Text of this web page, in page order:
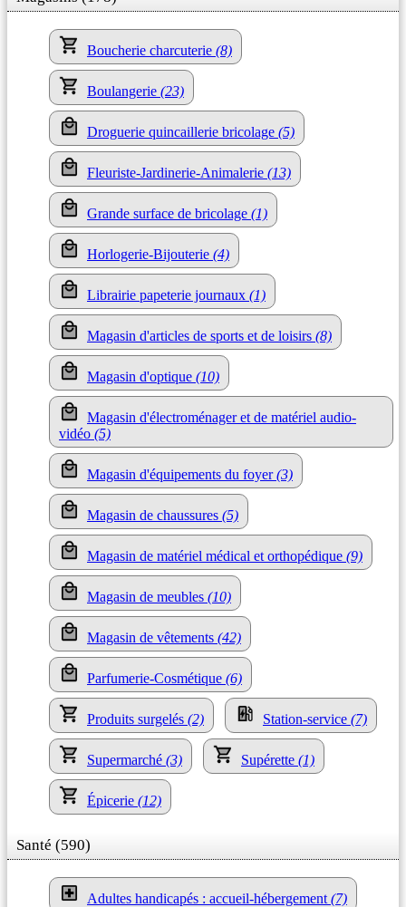
Boucherie charcuterie (8)
Boulangerie (23)
Droguerie quincaillerie bricolage (5)
Fleuriste-Jardinerie-Animalerie (13)
Grande surface de bricolage (1)
Horlogerie-Bijouterie (4)
Librairie papeterie journaux (1)
Magasin d'articles de sports et de loisirs (8)
Magasin d'optique (10)
Magasin d'électroménager et de matériel audio-
vidéo (5)
Magasin d'équipements du foyer(3)
Magasin de chaussures (5)
Magasin de matériel médical et orthopédique (9)
Magasin de meubles (10)
Magasin de vêtements (42)
Parfumerie-Cosmétique (6)
Produits surgelés (2) Station-service (7)
Supermarché (3) Supérette (1)
Épicerie (12)
Santé (590)
Adultes handicapés : accueil-hébergement (7)